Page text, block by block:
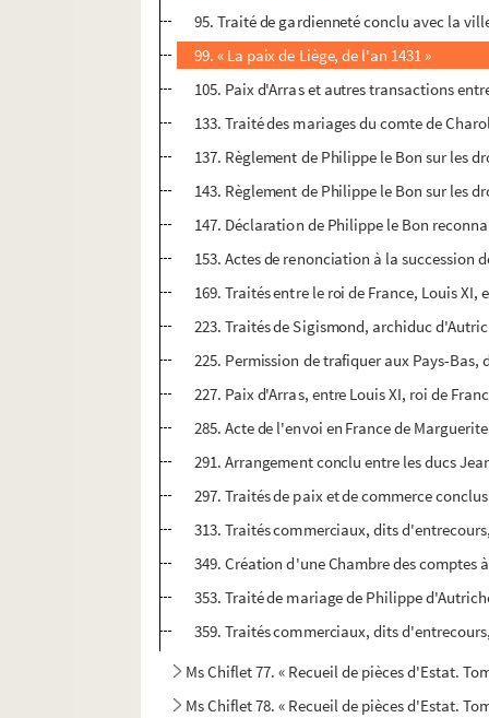
95. Traité de gardienneté conclu avec la
99. « La paix de Liège, de l'an 1431 »
105. Paix d'Arras et autres transactions
133. Traité des mariages du comte de
137. Règlement de Philippe le Bon sur les
143. Règlement de Philippe le Bon sur les
147. Déclaration de Philippe le Bon
153. Actes de renonciation à la succession
169. Traités entre le roi de France, Louis
223. Traités de Sigismond, archiduc
225. Permission de trafiquer aux Pays-
227. Paix d'Arras, entre Louis XI, roi de
285. Acte de l'envoi en France de
291. Arrangement conclu entre les ducs
297. Traités de paix et de commerce
313. Traités commerciaux, dits
349. Création d'une Chambre des
353. Traité de mariage de Philippe
359. Traités commerciaux, dits
Ms Chiflet 77. « Recueil de pièces d'Estat.
Ms Chiflet 78. « Recueil de pièces d'Estat.